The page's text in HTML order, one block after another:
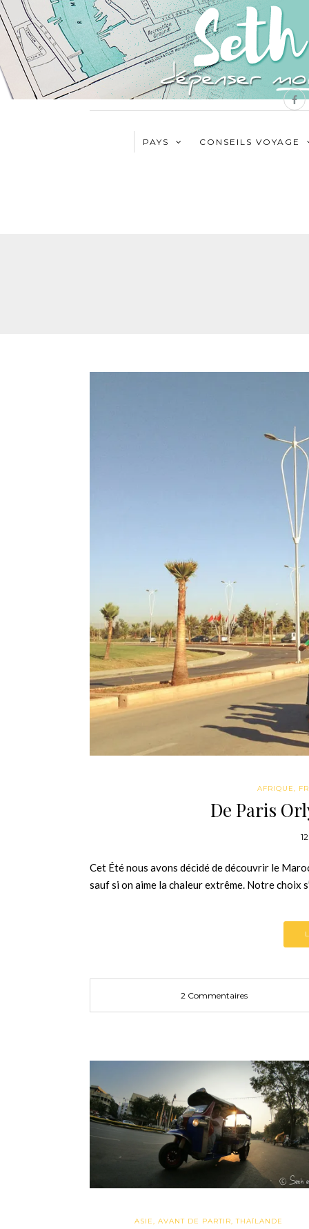
PAYS CONSEILS VOYAGE
AFRIQUE,
De Paris
Cet Été nous avons décidé de découvrir le
sauf si on aime la chaleur extrême. Notre choix
2 Commentaires
ASIE, AVANT DE PARTIR,THAÏLANDE